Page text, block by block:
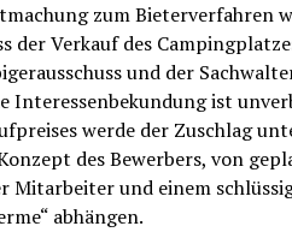
zum Bieterverfahren
der Verkauf des
und der
Interessenbekundung ist
werde der Zuschlag
des Bewerbers, von
Mitarbeiter und einem
abhängen.